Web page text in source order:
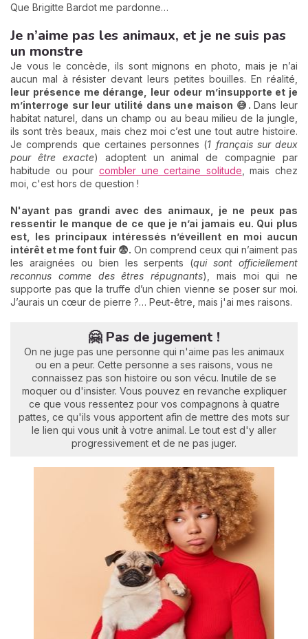
Que Brigitte Bardot me pardonne…
Je n’aime pas les animaux, et je ne suis pas
un monstre
Je vous le concède, ils sont mignons en photo, mais je n’ai
aucun mal à résister devant leurs petites bouilles. En réalité,
leur présence me dérange, leur odeur m’insupporte et je
m’interroge sur leur utilité dans une maison 😅.Dans leur
habitat naturel, dans un champ ou au beau milieu de la jungle,
ils sont très beaux, mais chez moi c’est une tout autre histoire.
Je comprends que certaines personnes (1 français sur deux
pour être exacte) adoptent un animal de compagnie par
habitude ou pour combler une certaine solitude , mais chez
moi, c'est hors de question !
N'ayant pas grandi avec des animaux, je ne peux pas
ressentir le manque de ce que je n’ai jamais eu. Qui plus
est, les principaux intéressés n’éveillent en moi aucun
intérêt et me font fuir 😨. On comprend ceux qui n’aiment pas
les araignées ou bien les serpents (qui sont officiellement
reconnus comme des êtres répugnants), mais moi qui ne
supporte pas que la truffe d’un chien vienne se poser sur moi.
J’aurais un cœur de pierre ?… Peut-être, mais j'ai mes raisons.
🤗 Pas de jugement !
On ne juge pas une personne qui n'aime pas les animaux
ou en a peur. Cette personne a ses raisons, vous ne
connaissez pas son histoire ou son vécu. Inutile de se
moquer ou d'insister. Vous pouvez en revanche expliquer
ce que vous ressentez pour vos compagnons à quatre
pattes, ce qu'ils vous apportent afin de mettre des mots sur
le lien qui vous unit à votre animal. Le tout est d'y aller
progressivement et de ne pas juger.